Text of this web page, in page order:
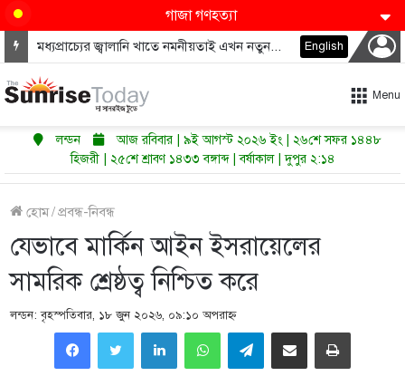
গাজা গণহত্যা
মধ্যপ্রাচ্যের জ্বালানি খাতে নমনীয়তাই এখন নতুন শক্তি English
Menu
লন্ডন
আজ রবিবার | ৯ই আগস্ট ২০২৬ ইং | ২৬শে সফর ১৪৪৮
হিজরী | ২৫শে শ্রাবণ ১৪৩৩ বঙ্গাব্দ | বর্ষাকাল | দুপুর ২:১৪
হোম/প্রবন্ধ-নিবন্ধ
যেভাবে মার্কিন আইন ইসরায়েলের
সামরিক শ্রেষ্ঠত্ব নিশ্চিত করে
লন্ডন: বৃহস্পতিবার, ১৮ জুন ২০২৬, ০৯:১০ অপরাহ্ণ
LinkedInWhatsAppTelegramShare via Email Print